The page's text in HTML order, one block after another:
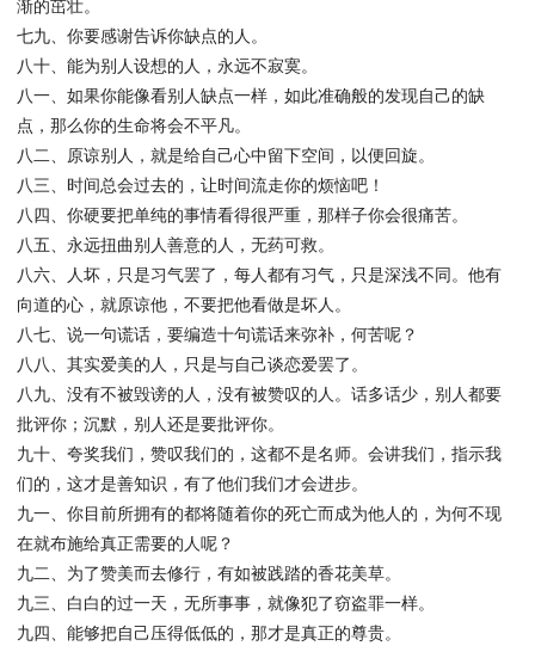
渐的茁壮。
七九、你要感谢告诉你缺点的人。
八十、能为别人设想的人，永远不寂寞。
八一、如果你能像看别人缺点一样，如此准确般的发现自己的缺
点，那么你的生命将会不平凡。
八二、原谅别人，就是给自己心中留下空间，以便回旋。
八三、时间总会过去的，让时间流走你的烦恼吧！
八四、你硬要把单纯的事情看得很严重，那样子你会很痛苦。
八五、永远扭曲别人善意的人，无药可救。
八六、人坏，只是习气罢了，每人都有习气，只是深浅不同。他有
向道的心，就原谅他，不要把他看做是坏人。
八七、说一句谎话，要编造十句谎话来弥补，何苦呢？
八八、其实爱美的人，只是与自己谈恋爱罢了。
八九、没有不被毁谤的人，没有被赞叹的人。话多话少，别人都要
批评你；沉默，别人还是要批评你。
九十、夸奖我们，赞叹我们的，这都不是名师。会讲我们，指示我
们的，这才是善知识，有了他们我们才会进步。
九一、你目前所拥有的都将随着你的死亡而成为他人的，为何不现
在就布施给真正需要的人呢？
九二、为了赞美而去修行，有如被践踏的香花美草。
九三、白白的过一天，无所事事，就像犯了窃盗罪一样。
九四、能够把自己压得低低的，那才是真正的尊贵。